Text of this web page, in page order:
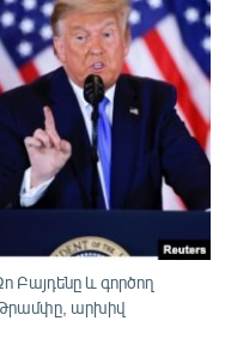
և գործող
արխիվ